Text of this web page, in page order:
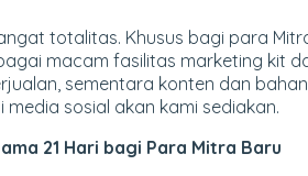
totalitas. Khusus bagi para
macam fasilitas marketing kit
sementara konten dan
sosial akan kami sediakan.
21 Hari bagi Para Mitra Baru